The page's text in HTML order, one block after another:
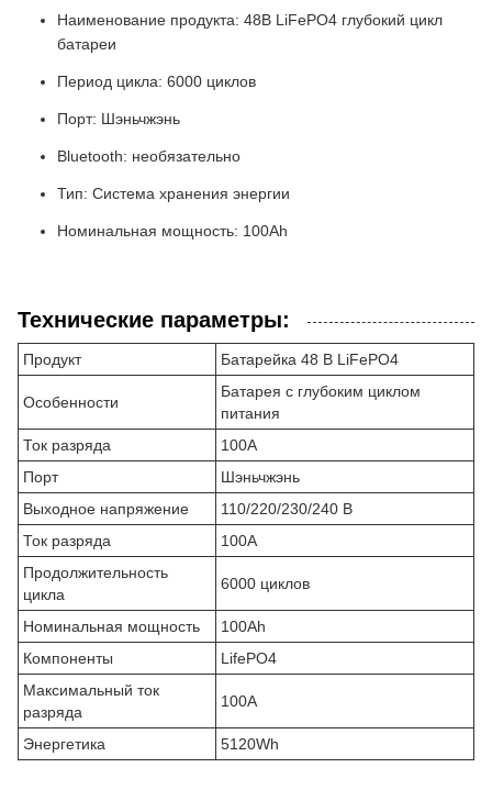
Наименование продукта: 48В LiFePO4 глубокий цикл
батареи
Период цикла: 6000 циклов
Порт: Шэньчжэнь
Bluetooth: необязательно
Тип: Система хранения энергии
Номинальная мощность: 100Ah
Технические параметры:
Продукт Батарейка 48 В LiFePO4
Особенности
Батарея с глубоким циклом
питания
Ток разряда
100А
Порт
Шэньчжэнь
Выходное напряжение
110/220/230/240 В
Ток разряда
100А
Продолжительность
цикла
6000 циклов
Номинальная мощность
100Ah
Компоненты
LifePO4
Максимальный ток
разряда
100А
Энергетика 5120Wh